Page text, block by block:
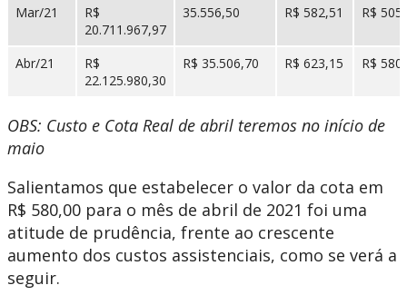
Mar/21
R$
20.711.967,97
35.556,50 R$ 582,51 R$
Abr/21
R$
22.125.980,30
R$ 35.506,70 R$ 623,15 R$
OBS: Custo e Cota Real de abril teremos no início de
maio
Salientamos que estabelecer o valor da cota em
R$ 580,00 para o mês de abril de 2021 foi uma
atitude de prudência, frente ao crescente
aumento dos custos assistenciais, como se verá a
seguir.